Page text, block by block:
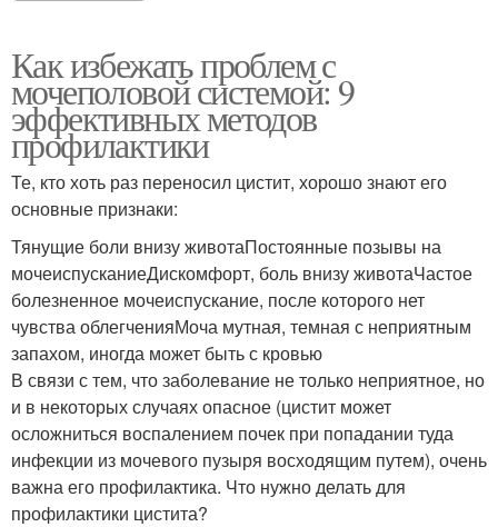
Как избежать проблем с
мочеполовой системой: 9
эффективных методов
профилактики
Те, кто хоть раз переносил цистит, хорошо знают его
основные признаки:
Тянущие боли внизу животаПостоянные позывы на
мочеиспусканиеДискомфорт, боль внизу животаЧастое
болезненное мочеиспускание, после которого нет
чувства облегченияМоча мутная, темная с неприятным
запахом, иногда может быть с кровью
В связи с тем, что заболевание не только неприятное, но
и в некоторых случаях опасное (цистит может
осложниться воспалением почек при попадании туда
инфекции из мочевого пузыря восходящим путем), очень
важна его профилактика. Что нужно делать для
профилактики цистита?